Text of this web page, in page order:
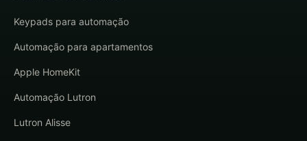
Keypads para automação
Automação para apartamentos
Apple HomeKit
Automação Lutron
Lutron Alisse